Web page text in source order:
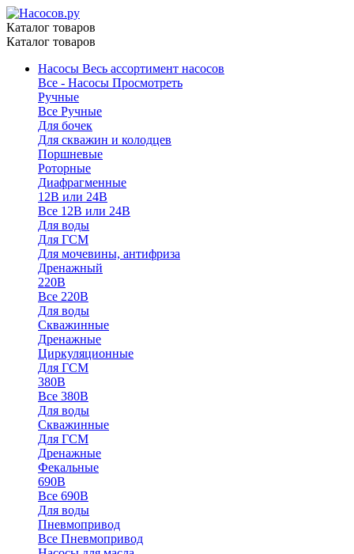
Каталог товаров
Каталог товаров
Насосы Весь ассортимент насосов
Все - Насосы Просмотреть
Ручные
Все Ручные
Для бочек
Для скважин и колодцев
Поршневые
Роторные
Диафрагменные
12В или 24В
Все 12В или 24В
Для воды
Для ГСМ
Для мочевины, антифриза
Дренажный
220В
Все 220В
Для воды
Скважинные
Дренажные
Циркуляционные
Для ГСМ
380В
Все 380В
Для воды
Скважинные
Для ГСМ
Дренажные
Фекальные
690В
Все 690В
Для воды
Пневмопривод
Все Пневмопривод